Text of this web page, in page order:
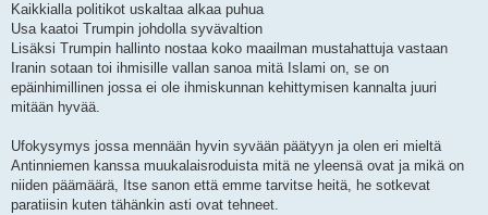
Kaikkialla politikot uskaltaa alkaa puhua
Usa kaatoi Trumpin johdolla syvävaltion
Lisäksi Trumpin hallinto nostaa koko maailman mustahattuja vastaan
Iranin sotaan toi ihmisille vallan sanoa mitä Islami on, se on
epäinhimillinen jossa ei ole ihmiskunnan kehittymisen kannalta juuri
mitään hyvää.
Ufokysymys jossa mennään hyvin syvään päätyyn ja olen eri mieltä
Antinniemen kanssa muukalaisroduista mitä ne yleensä ovat ja mikä on
niiden päämäärä, Itse sanon että emme tarvitse heitä, he sotkevat
paratiisin kuten tähänkin asti ovat tehneet.